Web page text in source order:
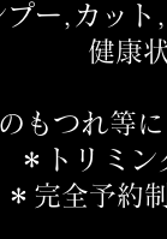
プー,カッ
健康
もつれ等
＊トリミ
＊完全予約